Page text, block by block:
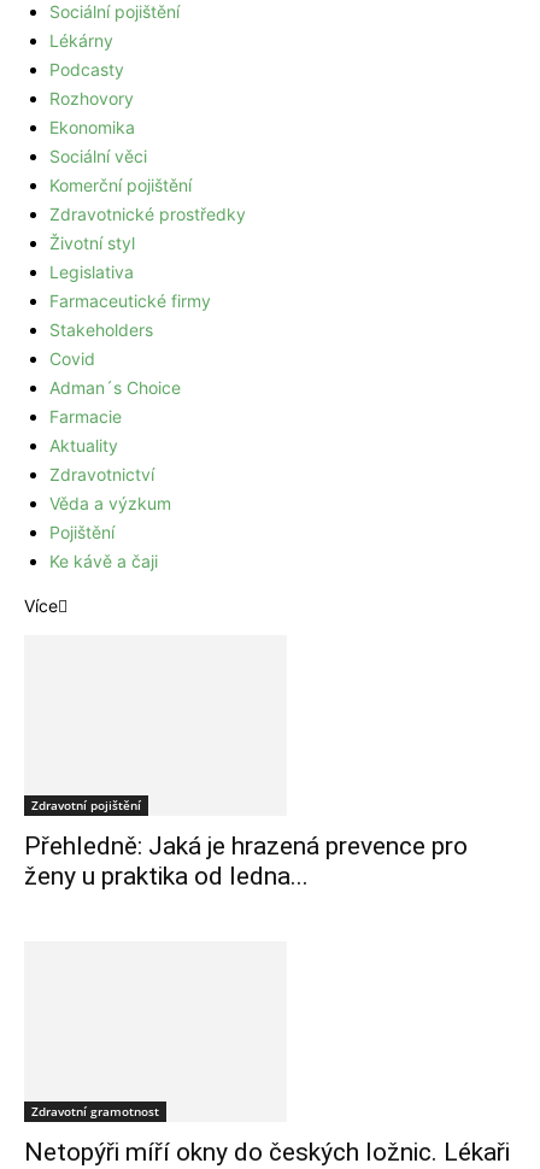
Sociální pojištění
Lékárny
Podcasty
Rozhovory
Ekonomika
Sociální věci
Komerční pojištění
Zdravotnické prostředky
Životní styl
Legislativa
Farmaceutické firmy
Stakeholders
Covid
Adman´s Choice
Farmacie
Aktuality
Zdravotnictví
Věda a výzkum
Pojištění
Ke kávě a čaji
Více
Zdravotní pojištění
Přehledně: Jaká je hrazená prevence pro
ženy u praktika od ledna...
Zdravotní gramotnost
Netopýři míří okny do českých ložnic. Lékaři